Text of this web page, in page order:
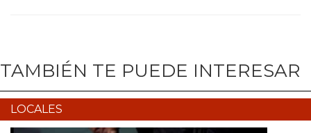
TAMBIÉN TE PUEDE INTERESAR
LOCALES